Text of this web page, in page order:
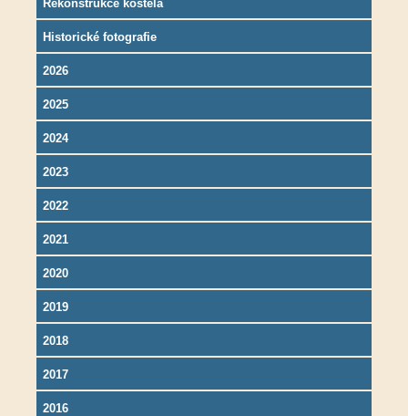
Rekonstrukce kostela
Historické fotografie
2026
2025
2024
2023
2022
2021
2020
2019
2018
2017
2016